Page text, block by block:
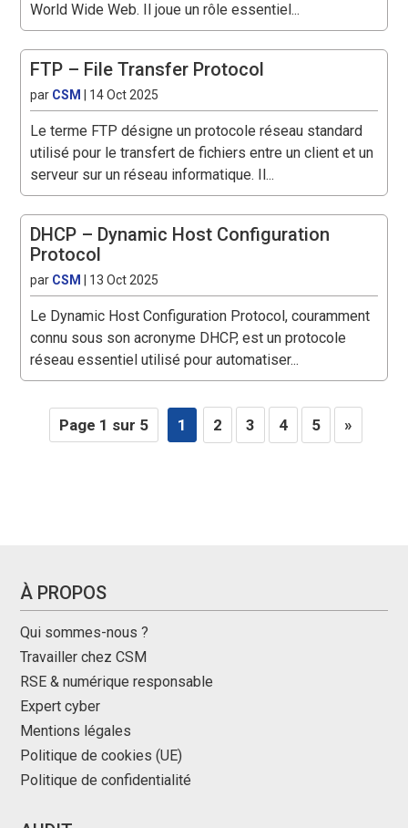
World Wide Web. Il joue un rôle essentiel...
FTP – File Transfer Protocol
par CSM 14 Oct 2025
Le terme FTP désigne un protocole réseau standard
utilisé pour le transfert de fichiers entre un client et un
serveur sur un réseau informatique. Il...
DHCP – Dynamic Host Configuration
Protocol
par CSM 13 Oct 2025
Le Dynamic Host Configuration Protocol, couramment
connu sous son acronyme DHCP, est un protocole
réseau essentiel utilisé pour automatiser...
Page 1 sur 5 1 2 3 4 5 »
À PROPOS
Qui sommes-nous ?
Travailler chez CSM
RSE & numérique responsable
Expert cyber
Mentions légales
Politique de cookies (UE)
Politique de confidentialité